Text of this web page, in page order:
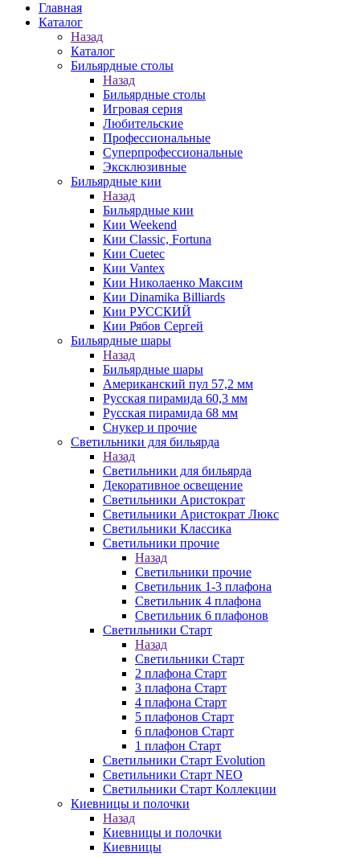
Главная
Каталог
Назад
Каталог
Бильярдные столы
Назад
Бильярдные столы
Игровая серия
Любительские
Профессиональные
Суперпрофессиональные
Эксклюзивные
Бильярдные кии
Назад
Бильярдные кии
Кии Weekend
Кии Classic, Fortuna
Кии Cuetec
Кии Vantex
Кии Николаенко Максим
Кии Dinamika Billiards
Кии РУССКИЙ
Кии Рябов Сергей
Бильярдные шары
Назад
Бильярдные шары
Американский пул 57,2 мм
Русская пирамида 60,3 мм
Русская пирамида 68 мм
Снукер и прочие
Светильники для бильярда
Назад
Светильники для бильярда
Декоративное освещение
Светильники Аристократ
Светильники Аристократ Люкс
Светильники Классика
Светильники прочие
Назад
Светильники прочие
Светильник 1-3 плафона
Светильник 4 плафона
Светильник 6 плафонов
Светильники Старт
Назад
Светильники Старт
2 плафона Старт
3 плафона Старт
4 плафона Старт
5 плафонов Старт
6 плафонов Старт
1 плафон Старт
Светильники Старт Evolution
Светильники Старт NEO
Светильники Старт Коллекции
Киевницы и полочки
Назад
Киевницы и полочки
Киевницы